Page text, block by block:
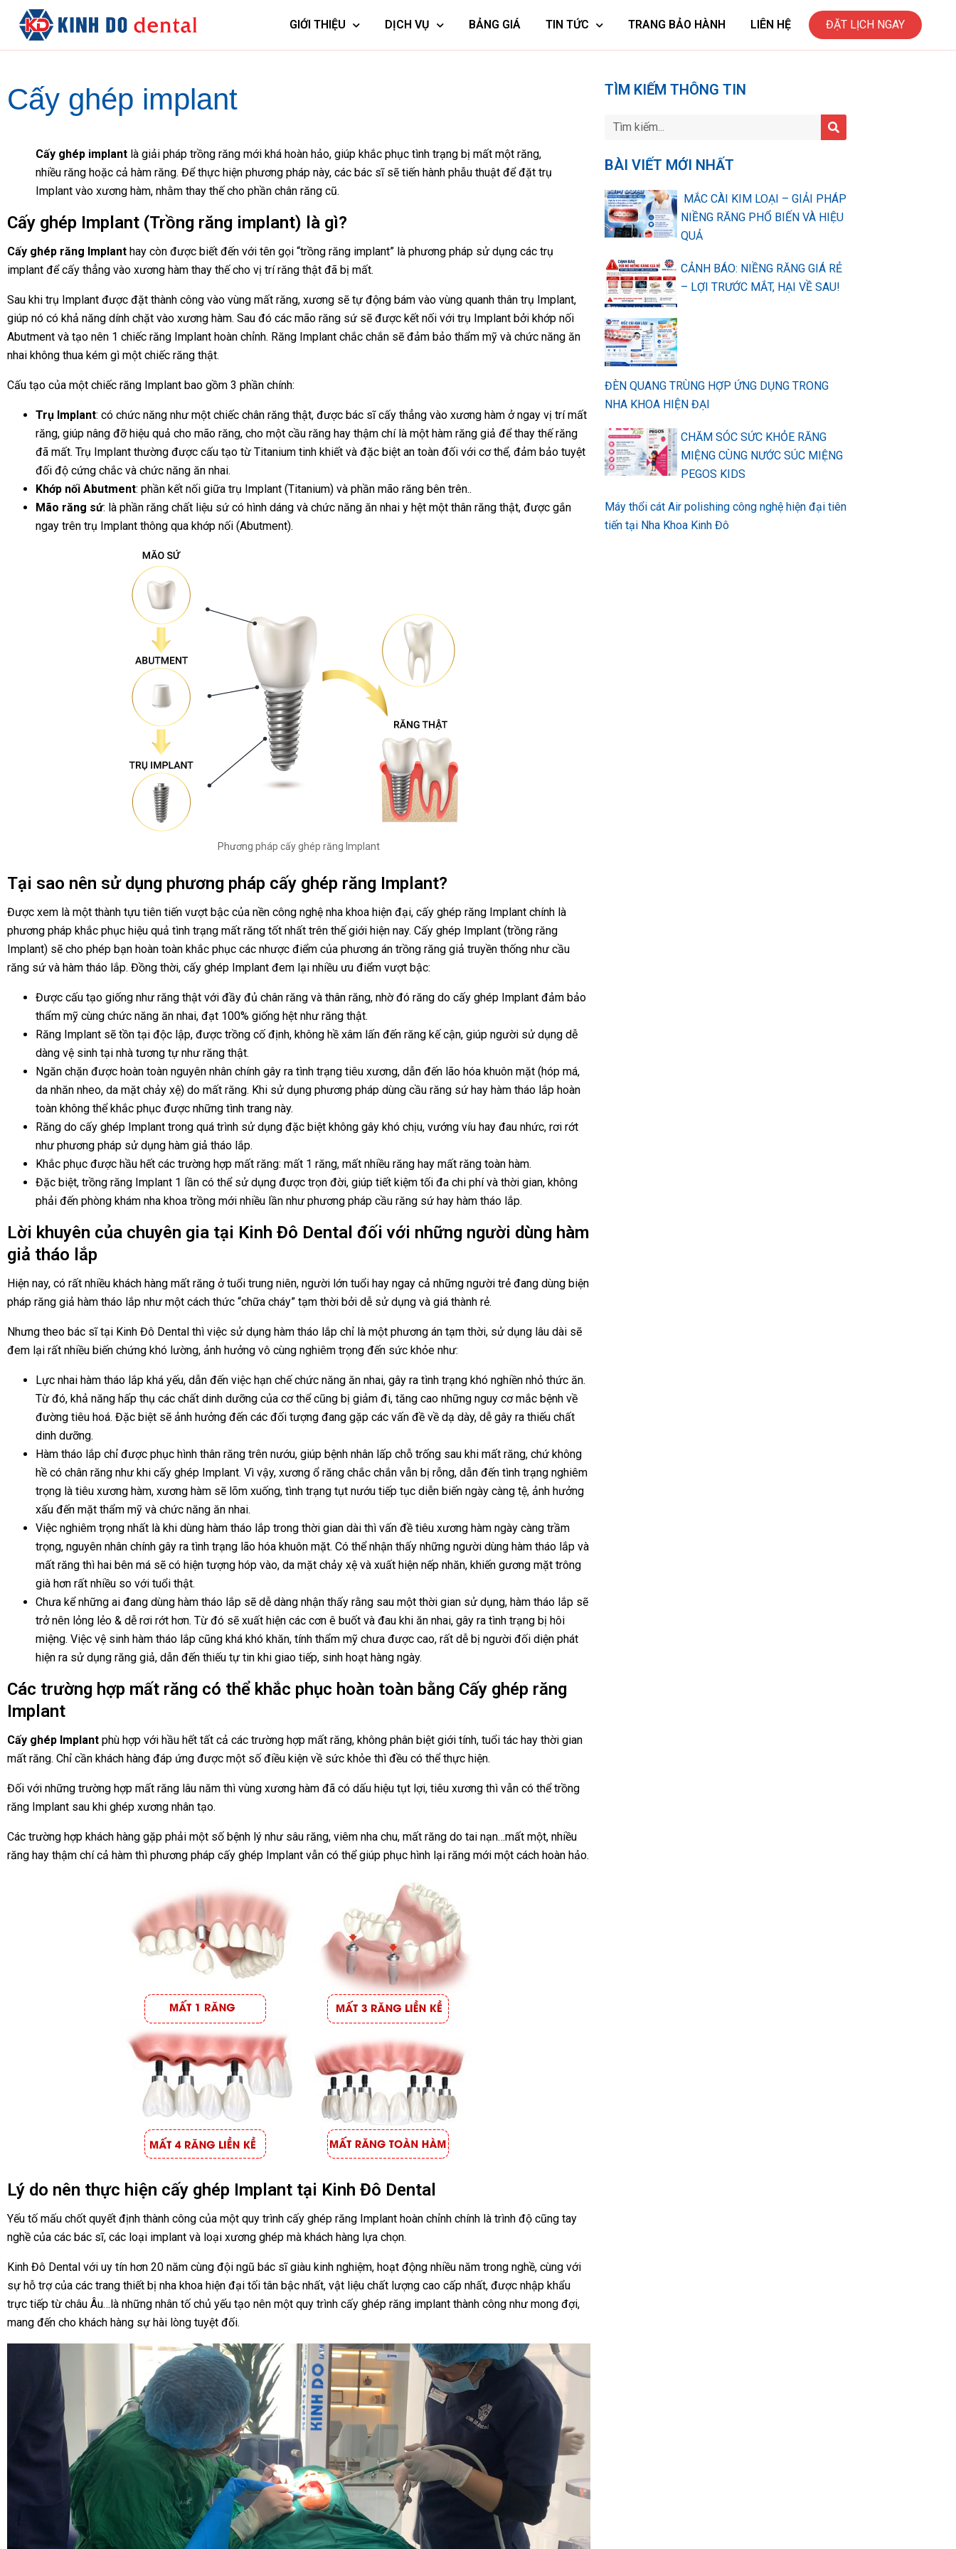
GIỚI THIỆU DỊCH VỤ BẢNG GIÁ TIN TỨC TRANG BẢO HÀNH LIÊN HỆ ĐẶT LỊCH NGAY
Cấy ghép implant
Cấy ghép implant là giải pháp trồng răng mới khá hoàn hảo, giúp khắc phục tình trạng bị mất một răng,
nhiều răng hoặc cả hàm răng. Để thực hiện phương pháp này, các bác sĩ sẽ tiến hành phẫu thuật để đặt trụ
Implant vào xương hàm, nhằm thay thế cho phần chân răng cũ.
Cấy ghép Implant (Trồng răng implant) là gì?
Cấy ghép răng Implant hay còn được biết đến với tên gọi “trồng răng implant” là phương pháp sử dụng các trụ
implant để cấy thẳng vào xương hàm thay thế cho vị trí răng thật đã bị mất.
Sau khi trụ Implant được đặt thành công vào vùng mất răng, xương sẽ tự động bám vào vùng quanh thân trụ Implant,
giúp nó có khả năng dính chặt vào xương hàm. Sau đó các mão răng sứ sẽ được kết nối với trụ Implant bởi khớp nối
Abutment và tạo nên 1 chiếc răng Implant hoàn chỉnh. Răng Implant chắc chắn sẽ đảm bảo thẩm mỹ và chức năng ăn
nhai không thua kém gì một chiếc răng thật.
Cấu tạo của một chiếc răng Implant bao gồm 3 phần chính:
Trụ Implant: có chức năng như một chiếc chân răng thật, được bác sĩ cấy thẳng vào xương hàm ở ngay vị trí mất
răng, giúp nâng đỡ hiệu quả cho mão răng, cho một cầu răng hay thậm chí là một hàm răng giả để thay thế răng
đã mất. Trụ Implant thường được cấu tạo từ Titanium tinh khiết và đặc biệt an toàn đối với cơ thể, đảm bảo tuyệt
đối độ cứng chắc và chức năng ăn nhai.
Khớp nối Abutment: phần kết nối giữa trụ Implant (Titanium) và phần mão răng bên trên..
Mão răng sứ: là phần răng chất liệu sứ có hình dáng và chức năng ăn nhai y hệt một thân răng thật, được gắn
ngay trên trụ Implant thông qua khớp nối (Abutment).
Phương pháp cấy ghép răng Implant
Tại sao nên sử dụng phương pháp cấy ghép răng Implant?
Được xem là một thành tựu tiên tiến vượt bậc của nền công nghệ nha khoa hiện đại, cấy ghép răng Implant chính là
phương pháp khắc phục hiệu quả tình trạng mất răng tốt nhất trên thế giới hiện nay. Cấy ghép Implant (trồng răng
Implant) sẽ cho phép bạn hoàn toàn khắc phục các nhược điểm của phương án trồng răng giả truyền thống như cầu
răng sứ và hàm tháo lắp. Đồng thời, cấy ghép Implant đem lại nhiều ưu điểm vượt bậc:
Được cấu tạo giống như răng thật với đầy đủ chân răng và thân răng, nhờ đó răng do cấy ghép Implant đảm bảo
thẩm mỹ cùng chức năng ăn nhai, đạt 100% giống hệt như răng thật.
Răng Implant sẽ tồn tại độc lập, được trồng cố định, không hề xâm lấn đến răng kế cận, giúp người sử dụng dễ
dàng vệ sinh tại nhà tương tự như răng thật.
Ngăn chặn được hoàn toàn nguyên nhân chính gây ra tình trạng tiêu xương, dẫn đến lão hóa khuôn mặt (hóp má,
da nhăn nheo, da mặt chảy xệ) do mất răng. Khi sử dụng phương pháp dùng cầu răng sứ hay hàm tháo lắp hoàn
toàn không thể khắc phục được những tình trang này.
Răng do cấy ghép Implant trong quá trình sử dụng đặc biệt không gây khó chịu, vướng víu hay đau nhức, rơi rớt
như phương pháp sử dụng hàm giả tháo lắp.
Khắc phục được hầu hết các trường hợp mất răng: mất 1 răng, mất nhiều răng hay mất răng toàn hàm.
Đặc biệt, trồng răng Implant 1 lần có thể sử dụng được trọn đời, giúp tiết kiệm tối đa chi phí và thời gian, không
phải đến phòng khám nha khoa trồng mới nhiều lần như phương pháp cầu răng sứ hay hàm tháo lắp.
Lời khuyên của chuyên gia tại Kinh Đô Dental đối với những người dùng hàm
giả tháo lắp
Hiện nay, có rất nhiều khách hàng mất răng ở tuổi trung niên, người lớn tuổi hay ngay cả những người trẻ đang dùng biện
pháp răng giả hàm tháo lắp như một cách thức “chữa cháy” tạm thời bởi dễ sử dụng và giá thành rẻ.
Nhưng theo bác sĩ tại Kinh Đô Dental thì việc sử dụng hàm tháo lắp chỉ là một phương án tạm thời, sử dụng lâu dài sẽ
đem lại rất nhiều biến chứng khó lường, ảnh hưởng vô cùng nghiêm trọng đến sức khỏe như:
Lực nhai hàm tháo lắp khá yếu, dẫn đến việc hạn chế chức năng ăn nhai, gây ra tình trạng khó nghiền nhỏ thức ăn.
Từ đó, khả năng hấp thụ các chất dinh dưỡng của cơ thể cũng bị giảm đi, tăng cao những nguy cơ mắc bệnh về
đường tiêu hoá. Đặc biệt sẽ ảnh hưởng đến các đối tượng đang gặp các vấn đề về dạ dày, dễ gây ra thiếu chất
dinh dưỡng.
Hàm tháo lắp chỉ được phục hình thân răng trên nướu, giúp bệnh nhân lấp chỗ trống sau khi mất răng, chứ không
hề có chân răng như khi cấy ghép Implant. Vì vậy, xương ổ răng chắc chắn vẫn bị rỗng, dẫn đến tình trạng nghiêm
trọng là tiêu xương hàm, xương hàm sẽ lõm xuống, tình trạng tụt nướu tiếp tục diễn biến ngày càng tệ, ảnh hưởng
xấu đến mặt thẩm mỹ và chức năng ăn nhai.
Việc nghiêm trọng nhất là khi dùng hàm tháo lắp trong thời gian dài thì vấn đề tiêu xương hàm ngày càng trầm
trọng, nguyên nhân chính gây ra tình trạng lão hóa khuôn mặt. Có thể nhận thấy những người dùng hàm tháo lắp và
mất răng thì hai bên má sẽ có hiện tượng hóp vào, da mặt chảy xệ và xuất hiện nếp nhăn, khiến gương mặt trông
già hơn rất nhiều so với tuổi thật.
Chưa kể những ai đang dùng hàm tháo lắp sẽ dễ dàng nhận thấy rằng sau một thời gian sử dụng, hàm tháo lắp sẽ
trở nên lỏng lẻo & dễ rơi rớt hơn. Từ đó sẽ xuất hiện các cơn ê buốt và đau khi ăn nhai, gây ra tình trạng bị hôi
miệng. Việc vệ sinh hàm tháo lắp cũng khá khó khăn, tính thẩm mỹ chưa được cao, rất dễ bị người đối diện phát
hiện ra sử dụng răng giả, dẫn đến thiếu tự tin khi giao tiếp, sinh hoạt hàng ngày.
Các trường hợp mất răng có thể khắc phục hoàn toàn bằng Cấy ghép răng
Implant
Cấy ghép Implant phù hợp với hầu hết tất cả các trường hợp mất răng, không phân biệt giới tính, tuổi tác hay thời gian
mất răng. Chỉ cần khách hàng đáp ứng được một số điều kiện về sức khỏe thì đều có thể thực hiện.
Đối với những trường hợp mất răng lâu năm thì vùng xương hàm đã có dấu hiệu tụt lợi, tiêu xương thì vẫn có thể trồng
răng Implant sau khi ghép xương nhân tạo.
Các trường hợp khách hàng gặp phải một số bệnh lý như sâu răng, viêm nha chu, mất răng do tai nạn…mất một, nhiều
răng hay thậm chí cả hàm thì phương pháp cấy ghép Implant vẫn có thể giúp phục hình lại răng mới một cách hoàn hảo.
Lý do nên thực hiện cấy ghép Implant tại Kinh Đô Dental
Yếu tố mấu chốt quyết định thành công của một quy trình cấy ghép răng Implant hoàn chỉnh chính là trình độ cũng tay
nghề của các bác sĩ, các loại implant và loại xương ghép mà khách hàng lựa chọn.
Kinh Đô Dental với uy tín hơn 20 năm cùng đội ngũ bác sĩ giàu kinh nghiệm, hoạt động nhiều năm trong nghề, cùng với
sự hỗ trợ của các trang thiết bị nha khoa hiện đại tối tân bậc nhất, vật liệu chất lượng cao cấp nhất, được nhập khẩu
trực tiếp từ châu Âu…là những nhân tố chủ yếu tạo nên một quy trình cấy ghép răng implant thành công như mong đợi,
mang đến cho khách hàng sự hài lòng tuyệt đối.
TÌM KIẾM THÔNG TIN
BÀI VIẾT MỚI NHẤT
MẮC CÀI KIM LOẠI – GIẢI PHÁP
NIỀNG RĂNG PHỔ BIẾN VÀ HIỆU
QUẢ
CẢNH BÁO: NIỀNG RĂNG GIÁ RẺ
– LỢI TRƯỚC MẮT, HẠI VỀ SAU!
ĐÈN QUANG TRÙNG HỢP ỨNG DỤNG TRONG
NHA KHOA HIỆN ĐẠI
CHĂM SÓC SỨC KHỎE RĂNG
MIỆNG CÙNG NƯỚC SÚC MIỆNG
PEGOS KIDS
Máy thổi cát Air polishing công nghệ hiện đại tiên
tiến tại Nha Khoa Kinh Đô